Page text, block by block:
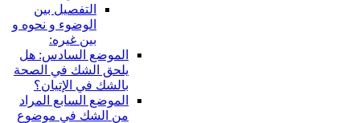
التفصيل بين
الوضوء و نحوه و
بين غيره:
الموضع السادس: هل
يلحق الشك في الصحة
بالشك في الإتيان؟
الموضع السابع المراد
من الشك في موضوع